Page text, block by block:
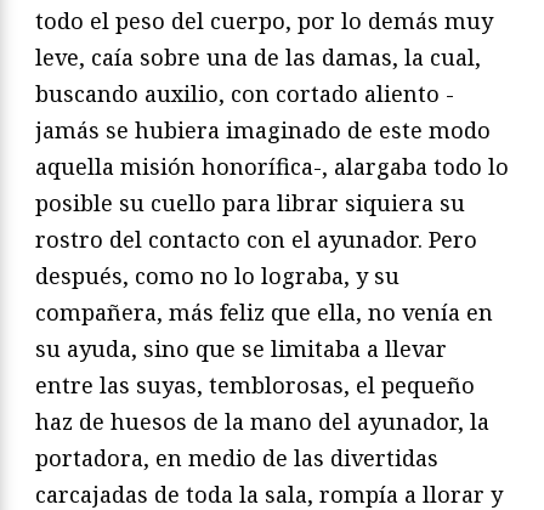
todo el peso del cuerpo, por lo demás muy
leve, caía sobre una de las damas, la cual,
buscando auxilio, con cortado aliento -
jamás se hubiera imaginado de este modo
aquella misión honorífica-, alargaba todo lo
posible su cuello para librar siquiera su
rostro del contacto con el ayunador. Pero
después, como no lo lograba, y su
compañera, más feliz que ella, no venía en
su ayuda, sino que se limitaba a llevar
entre las suyas, temblorosas, el pequeño
haz de huesos de la mano del ayunador, la
portadora, en medio de las divertidas
carcajadas de toda la sala, rompía a llorar y